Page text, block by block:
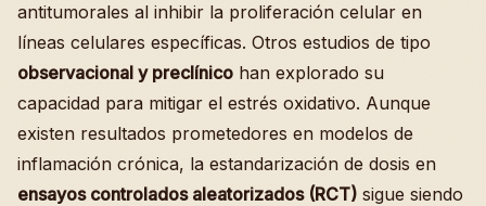
antitumorales al inhibir la proliferación celular en
líneas celulares específicas. Otros estudios de tipo
observacional y preclínico han explorado su
capacidad para mitigar el estrés oxidativo. Aunque
existen resultados prometedores en modelos de
inflamación crónica, la estandarización de dosis en
ensayos controlados aleatorizados (RCT) sigue siendo